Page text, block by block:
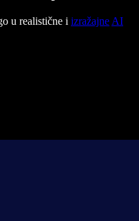
u realistične i izražajne AI